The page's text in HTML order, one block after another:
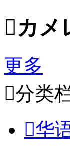
 カメ
更多
分类
华